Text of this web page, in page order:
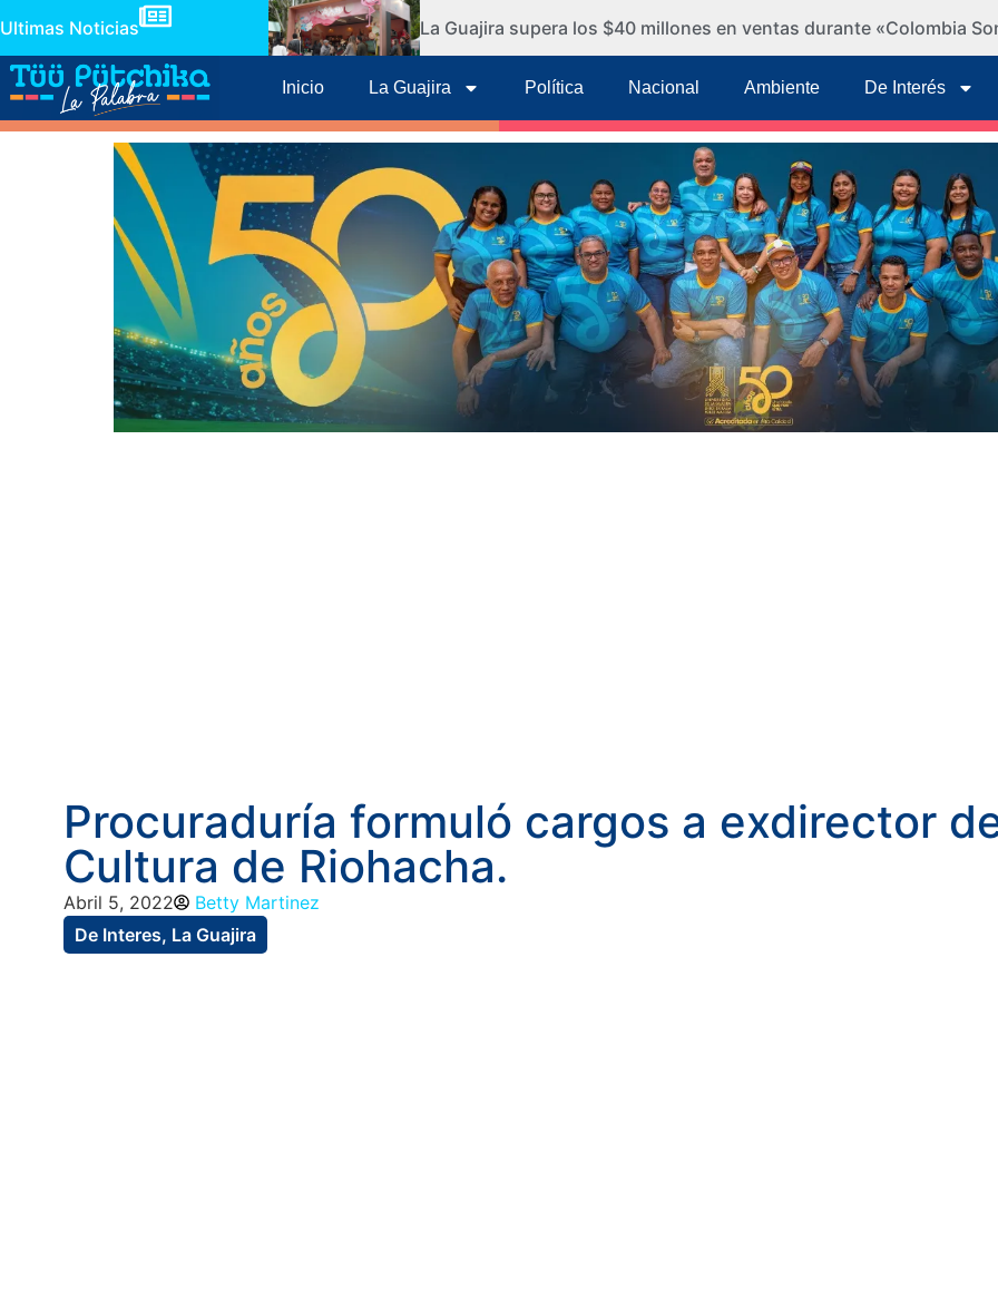
Ultimas Noticias La Guajira supera los $40 millones en ventas durante «Colombia
Inicio La Guajira Política Nacional Ambiente De Interés
Procuraduría formuló cargos a exdirector
Cultura de Riohacha.
Abril 5, 2022
Betty Martinez
De Interes, La Guajira